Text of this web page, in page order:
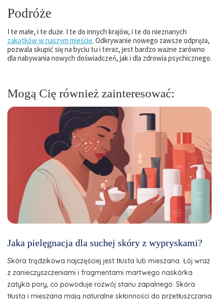
Podróże
I te małe, i te duże. I te do innych krajów, i te do nieznanych
zakątków w naszym mieście. Odkrywanie nowego zawsze odpręża,
pozwala skupić się na byciu tu i teraz, jest bardzo ważne zarówno
dla nabywania nowych doświadczeń, jak i dla zdrowia psychicznego.
Mogą Cię również zainteresować:
Jaka pielęgnacja dla suchej skóry z wypryskami?
Skóra trądzikowa najczęściej jest tłusta lub mieszana. Łój wraz
z zanieczyszczeniami i fragmentami martwego naskórka
zatyka pory, co powoduje rozwój stanu zapalnego. Skóra
tłusta i mieszana mają naturalne skłonności do przetłuszczania